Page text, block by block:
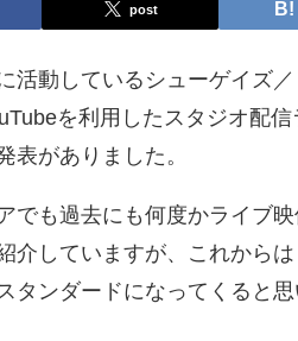
post
活動しているシューゲイズ
を利用したスタジオ配
表がありました。
でも過去にも何度かライブ
介していますが、これからは
タンダードになってくると思